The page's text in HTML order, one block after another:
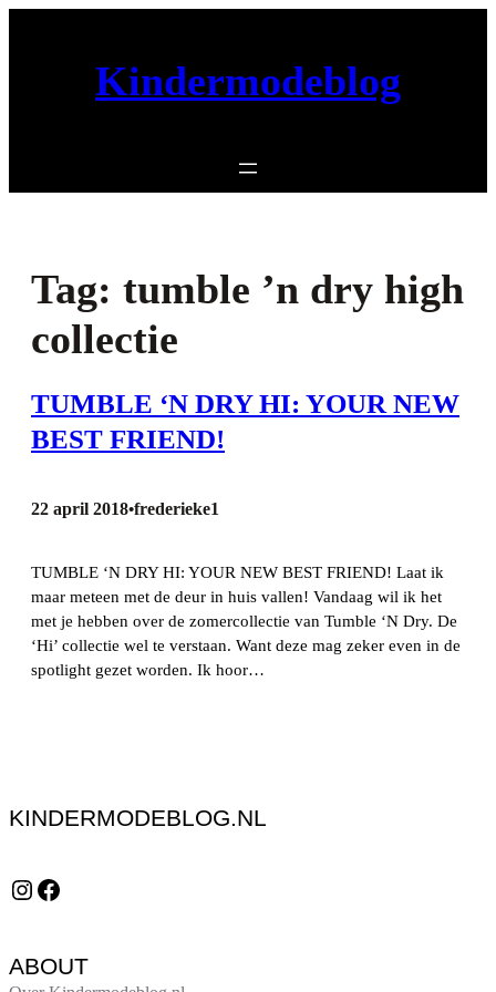
Kindermodeblog
Tag: tumble ’n dry high
collectie
TUMBLE ‘N DRY HI: YOUR NEW
BEST FRIEND!
22 april 2018•frederieke1
TUMBLE ‘N DRY HI: YOUR NEW BEST FRIEND! Laat ik
maar meteen met de deur in huis vallen! Vandaag wil ik het
met je hebben over de zomercollectie van Tumble ‘N Dry. De
‘Hi’ collectie wel te verstaan. Want deze mag zeker even in de
spotlight gezet worden. Ik hoor…
KINDERMODEBLOG.NL
Instagram Facebook
ABOUT